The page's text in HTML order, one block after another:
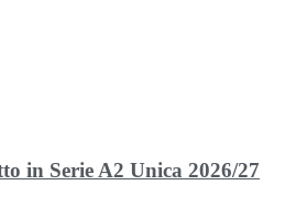
in Serie A2 Unica 2026/27